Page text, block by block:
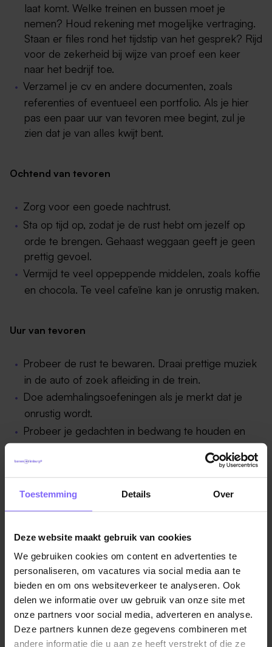
Toestemming Details Over
Deze website maakt gebruik van cookies
We gebruiken cookies om content en advertenties te
personaliseren, om vacatures via social media aan te
bieden en om ons websiteverkeer te analyseren. Ook
delen we informatie over uw gebruik van onze site met
onze partners voor social media, adverteren en analyse.
Deze partners kunnen deze gegevens combineren met
andere informatie die u aan ze heeft verstrekt of die ze
laat komt. Welke treinen en bussen moet je
nemen? Houd rekening met mogelijke vertraging.
Staan er files rond het tijdstip van het gesprek? Rijd
voor de zekerheid bij wijze van proef een keer
naar het bedrijf toe.
Verzamel je cv en andere documenten, zoals
referenties of eventueel een portfolio. Als je hier
pas een paar uur van tevoren mee begint, zul je
zien dat je van alles kwijt bent.
Ochtend van tevoren
Zorg voor een goede nachtrust.
Sta op tijd op, zodat je de rust hebt om jezelf op
orde te brengen. Gehaast weggaan geeft je geen
prettig gevoel.
Vermijd te veel oppeppende middelen, zoals koffie
en chocola. Te veel cafeïne kan je onrustig maken.
Uur van tevoren
Probeer de rust te bewaren. Draai prettige muziek
in de auto of zoek afleiding in de trein.
Doe ademhalingsoefeningen als je merkt dat je
onrustig wordt.
Probeer je gedachten in bedwang te houden en
denk positieve dingen. Als het bedrijf niets in je zou
zien, hadden ze je niet uitgenodigd. Ze zijn
geïnteresseerd in jou; jij hebt ze iets te bieden.
Zorg dat je op tijd op de plaats van bestemming
bent. Tien minuten te vroeg komen maakt een
goede indruk én is fijn voor jou. Je kunt je dan
even opfrissen in het toilet.
Ga geen duimen zitten draaien; dat werkt
stressverhogend.